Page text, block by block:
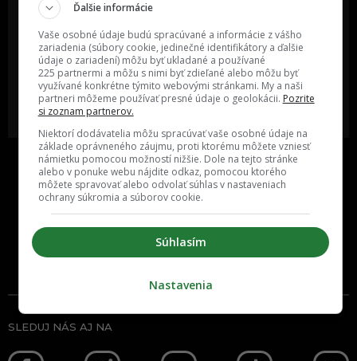
Oslov reklamou viac ako milión
ľudí v rôznych vekových
kategóriách a na rôznych
sociálnych sieťach a nakopni svoj
biznis alebo produkt.
MÁM ZÁUJEM O
SPOLUPRÁCU
poznáš niekoho, o kom by sme
mali určite napísať?
POŠLI NÁM TIP NA ČLÁNOK
Inzercia Cenník
SLEDUJ NÁS AJ NA
Ďalšie informácie
Vaše osobné údaje budú spracúvané a informácie z vášho
zariadenia (súbory cookie, jedinečné identifikátory a ďalšie
údaje o zariadení) môžu byť ukladané a používané
225 partnermi a môžu s nimi byť zdieľané alebo môžu byť
využívané konkrétne týmito webovými stránkami. My a naši
partneri môžeme používať presné údaje o geolokácii. Pozrite
si zoznam partnerov.
Niektorí dodávatelia môžu spracúvať vaše osobné údaje na
základe oprávneného záujmu, proti ktorému môžete vzniesť
námietku pomocou možností nižšie. Dole na tejto stránke
alebo v ponuke webu nájdite odkaz, pomocou ktorého
môžete spravovať alebo odvolať súhlas v nastaveniach
ochrany súkromia a súborov cookie.
Súhlasím
Nastavenia